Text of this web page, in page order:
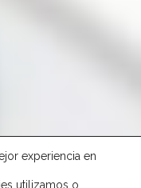
experiencia en
utilizamos o